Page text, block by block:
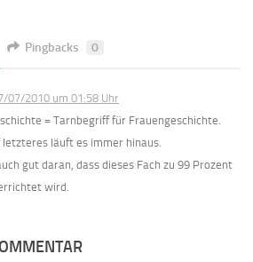
Pingbacks 0
07/2010 um 01:58 Uhr
= Tarnbegriff für Frauengeschichte.
letzteres läuft es immer hinaus.
gut daran, dass dieses Fach zu 99 Prozent
wird.